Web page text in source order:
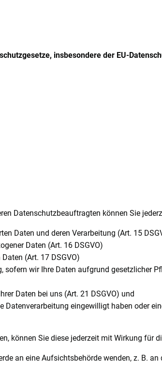
insbesondere der EU-
Datenschutzbeauftragten können Sie
Daten und deren Verarbeitung (Art. 15
Daten (Art. 16 DSGVO)
(Art. 17 DSGVO)
sofern wir Ihre Daten aufgrund gesetzlicher
Daten bei uns (Art. 21 DSGVO) und
Datenverarbeitung eingewilligt haben oder
können Sie diese jederzeit mit Wirkung für
an eine Aufsichtsbehörde wenden, z. B.